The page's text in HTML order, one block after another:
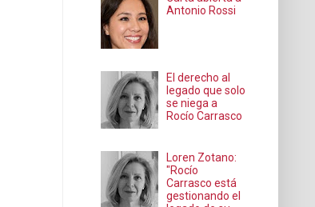
Antonio Rossi
El derecho al
legado que solo
se niega a
Rocío Carrasco
Loren Zotano:
"Rocío
Carrasco está
gestionando el